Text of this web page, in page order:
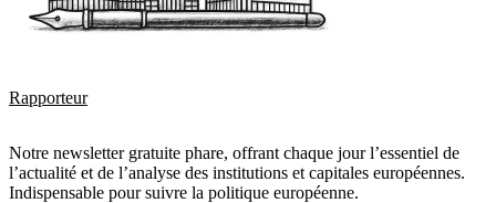
Rapporteur
Notre newsletter gratuite phare, offrant chaque jour l’essentiel de
l’actualité et de l’analyse des institutions et capitales européennes.
Indispensable pour suivre la politique européenne.